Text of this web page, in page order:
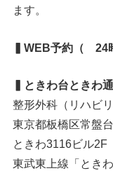
ます。
▍WEB予約（ 24
▍ときわ台ときわ
整形外科（リハビ
東京都板橋区常盤
ときわ3116ビル2F
東武東上線「とき